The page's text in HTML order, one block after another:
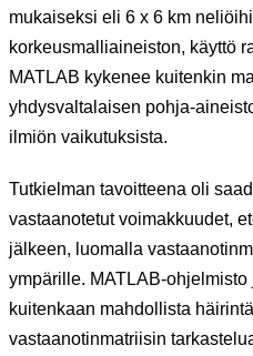
mukaiseksi eli 6 x 6 km
korkeusmalliaineiston, käyttö
MATLAB kykenee kuitenkin
yhdysvaltalaisen pohja-
ilmiön vaikutuksista.
Tutkielman tavoitteena oli
vastaanotetut voimakkuudet,
jälkeen, luomalla
ympärille. MATLAB-
kuitenkaan mahdollista
vastaanotinmatriisin